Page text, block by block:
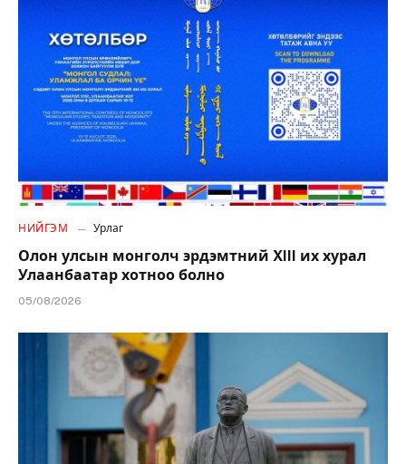
НИЙГЭМ Урлаг
Олон улсын монголч эрдэмтний XIII их хурал
Улаанбаатар хотноо болно
05/08/2026